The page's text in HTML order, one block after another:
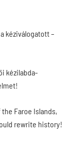
kéziválogatott –
kézilabda-
Faroe Islands,
rewrite history!